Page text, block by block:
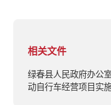
相关文件
绿春县人民政府办公
动自行车经营项目实